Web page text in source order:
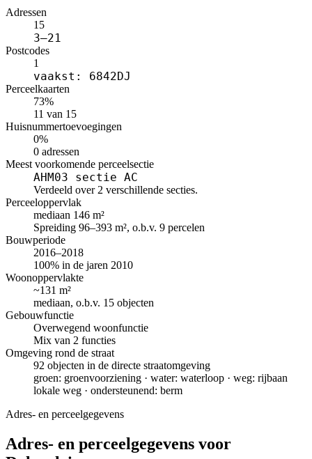
Adressen
15
3–21
Postcodes
1
vaakst: 6842DJ
Perceelkaarten
73%
11 van 15
Huisnummertoevoegingen
0%
0 adressen
Meest voorkomende perceelsectie
AHM03 sectie AC
Verdeeld over 2 verschillende secties.
Perceeloppervlak
mediaan 146 m²
Spreiding 96–393 m², o.b.v. 9 percelen
Bouwperiode
2016–2018
100% in de jaren 2010
Woonoppervlakte
~131 m²
mediaan, o.b.v. 15 objecten
Gebouwfunctie
Overwegend woonfunctie
Mix van 2 functies
Omgeving rond de straat
92 objecten in de directe straatomgeving
groen: groenvoorziening · water: waterloop · weg: rijbaan
lokale weg · ondersteunend: berm
Adres- en perceelgegevens
Adres- en perceelgegevens voor